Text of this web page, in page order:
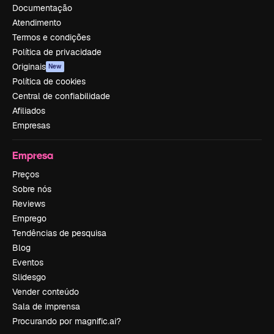
Documentação
Atendimento
Termos e condições
Política de privacidade
Originais New
Política de cookies
Central de confiabilidade
Afiliados
Empresas
Empresa
Preços
Sobre nós
Reviews
Emprego
Tendências de pesquisa
Blog
Eventos
Slidesgo
Vender conteúdo
Sala de imprensa
Procurando por magnific.ai?